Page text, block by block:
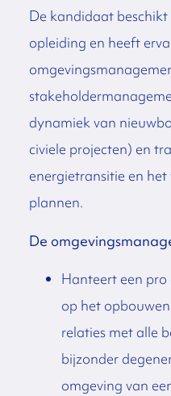
De kandidaat
opleiding en heeft
dynamiek van
civiele projecten) en
energietransitie en
plannen.
De
Hanteert een
op het
relaties met alle
bijzonder
omgeving van